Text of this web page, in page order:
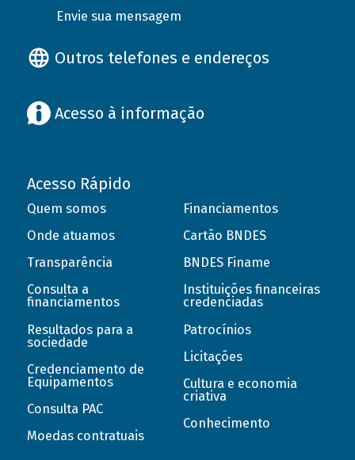
Envie sua mensagem
Outros telefones e endereços
Acesso à informação
Acesso Rápido
Quem somos
Onde atuamos
Transparência
Consulta a
financiamentos
Resultados para a
sociedade
Credenciamento de
Equipamentos
Consulta PAC
Moedas contratuais
Financiamentos
Cartão BNDES
BNDES Finame
Instituições financeiras
credenciadas
Patrocínios
Licitações
Cultura e economia
criativa
Conhecimento